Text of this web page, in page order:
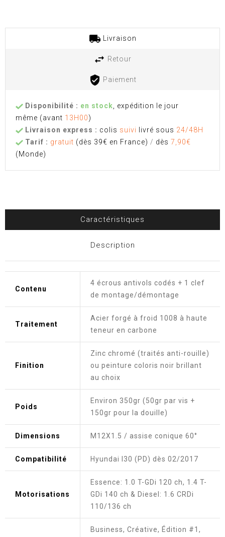
Livraison
Retour
Paiement
Disponibilité : en stock, expédition le jour
même (avant 13H00)
Livraison express : colis suivi livré sous 24/48H
Tarif : gratuit (dès 39€ en France) / dès 7,90€
(Monde)
Caractéristiques
Description
Contenu
4 écrous antivols codés + 1 clef
de montage/démontage
Traitement
Acier forgé à froid 1008 à haute
teneur en carbone
Finition
Zinc chromé (traités anti-rouille)
ou peinture coloris noir brillant
au choix
Poids
Environ 350gr (50gr par vis +
150gr pour la douille)
Dimensions M12X1.5 / assise conique 60°
Compatibilité Hyundai I30 (PD) dès 02/2017
Motorisations
Essence: 1.0 T-GDi 120 ch, 1.4 T-
GDi 140 ch & Diesel: 1.6 CRDi
110/136 ch
Business, Créative, Édition #1,